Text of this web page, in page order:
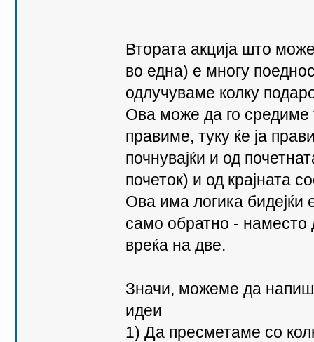
Втората акција што
во една) е многу
одлучуваме колку
Ова може да го средиме
правиме, туку ќе ја
почнувајќи и од
почеток) и од крајната
Ова има логика бидејќи
само обратно - наместо
вреќа на две.
Значи, можеме да
идеи
1) Да пресметаме со